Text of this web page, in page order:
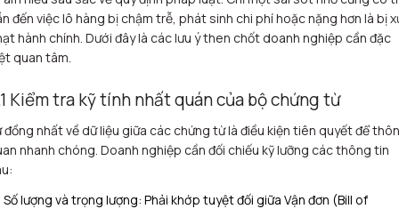
đến việc lô hàng bị chậm trễ, phát sinh chi phí hoặc nặng hơn là bị
hành chính. Dưới đây là các lưu ý then chốt doanh nghiệp cần đặc
quan tâm.
Kiểm tra kỹ tính nhất quán của bộ chứng từ
đồng nhất về dữ liệu giữa các chứng từ là điều kiện tiên quyết để
nhanh chóng. Doanh nghiệp cần đối chiếu kỹ lưỡng các thông tin
Số lượng và trọng lượng: Phải khớp tuyệt đối giữa Vận đơn (Bill of